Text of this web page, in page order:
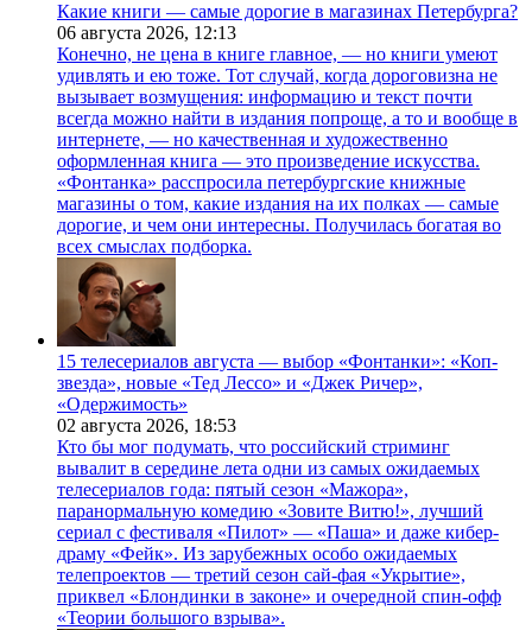
Какие книги — самые дорогие в магазинах Петербурга?
06 августа 2026, 12:13
Конечно, не цена в книге главное, — но книги умеют
удивлять и ею тоже. Тот случай, когда дороговизна не
вызывает возмущения: информацию и текст почти
всегда можно найти в издания попроще, а то и вообще в
интернете, — но качественная и художественно
оформленная книга — это произведение искусства.
«Фонтанка» расспросила петербургские книжные
магазины о том, какие издания на их полках — самые
дорогие, и чем они интересны. Получилась богатая во
всех смыслах подборка.
15 телесериалов августа — выбор «Фонтанки»: «Коп-
звезда», новые «Тед Лессо» и «Джек Ричер»,
«Одержимость»
02 августа 2026, 18:53
Кто бы мог подумать, что российский стриминг
вывалит в середине лета одни из самых ожидаемых
телесериалов года: пятый сезон «Мажора»,
паранормальную комедию «Зовите Витю!», лучший
сериал с фестиваля «Пилот» — «Паша» и даже кибер-
драму «Фейк». Из зарубежных особо ожидаемых
телепроектов — третий сезон сай-фая «Укрытие»,
приквел «Блондинки в законе» и очередной спин-офф
«Теории большого взрыва».